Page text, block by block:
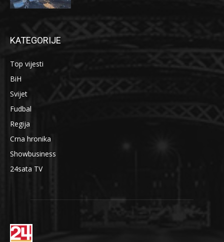
KATEGORIJE
Top vijesti
BiH
Svijet
Fudbal
Regija
Crna hronika
Showbusiness
24sata TV